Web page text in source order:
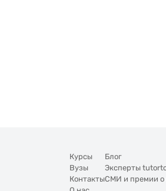
Курсы
Вузы
Контакты
Блог
Эксперты
СМИ и премии о